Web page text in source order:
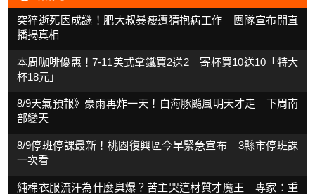
突猝逝死因成謎！肥大叔暴瘦遭猜抱病工作 團隊宣布開直
播揭真相
本周咖啡優惠！7-11美式拿鐵買2送2 寄杯買10送10「特大
杯18元」
8/9天氣預報》豪雨再炸一天！白海豚颱風明天才走 下周南
部變天
8/9停班停課最新！桃園復興區今早緊急宣布 3縣市停班課
一次看
純棉衣服流汗為什麼臭爆？苦主哭這材質才魔王 專家：重